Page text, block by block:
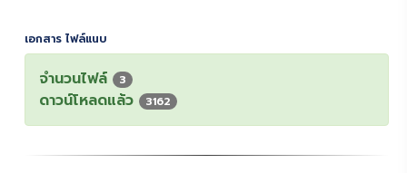
เอกสาร ไฟล์แนบ
จำนวนไฟล์ 3
ดาวน์โหลดแล้ว 3162